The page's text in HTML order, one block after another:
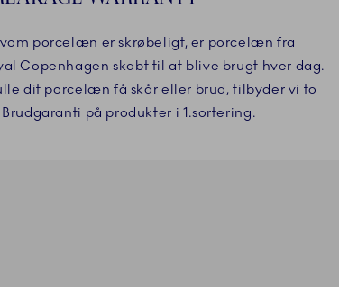
porcelæn er skrøbeligt, er porcelæn fra
Copenhagen skabt til at blive brugt hver dag.
dit porcelæn få skår eller brud, tilbyder vi to
Brudgaranti på produkter i 1.sortering.